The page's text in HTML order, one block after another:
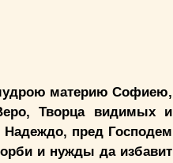
материю Софиею,
Творца видимых и
Надеждо, пред Господем
и нужды да избавит